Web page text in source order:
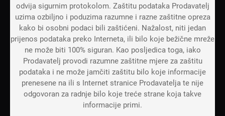
odvija sigurnim protokolom. Zaštitu podataka Prodavatelj
uzima ozbiljno i poduzima razumne i razne zaštitne opreza
kako bi osobni podaci bili zaštićeni. Nažalost, niti jedan
prijenos podataka preko Interneta, ili bilo koje bežične mreže
ne može biti 100% siguran. Kao posljedica toga, iako
Prodavatelj provodi razumne zaštitne mjere za zaštitu
podataka i ne može jamčiti zaštitu bilo koje informacije
prenesene na ili s Internet stranice Prodavatelja te nije
odgovoran za radnje bilo koje treće strane koja takve
informacije primi.